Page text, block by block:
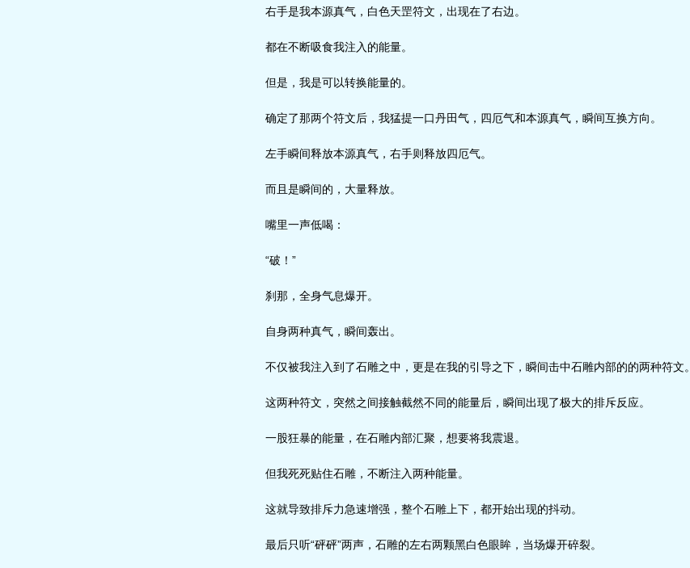
右手是我本源真气，白色天罡符文，出现在了右边。
都在不断吸食我注入的能量。
但是，我是可以转换能量的。
确定了那两个符文后，我猛提一口丹田气，四厄气和本源真气，瞬间互换方向。
左手瞬间释放本源真气，右手则释放四厄气。
而且是瞬间的，大量释放。
嘴里一声低喝：
“破！”
刹那，全身气息爆开。
自身两种真气，瞬间轰出。
不仅被我注入到了石雕之中，更是在我的引导之下，瞬间击中石雕内部的的两种符文。
这两种符文，突然之间接触截然不同的能量后，瞬间出现了极大的排斥反应。
一股狂暴的能量，在石雕内部汇聚，想要将我震退。
但我死死贴住石雕，不断注入两种能量。
这就导致排斥力急速增强，整个石雕上下，都开始出现的抖动。
最后只听“砰砰”两声，石雕的左右两颗黑白色眼眸，当场爆开碎裂。